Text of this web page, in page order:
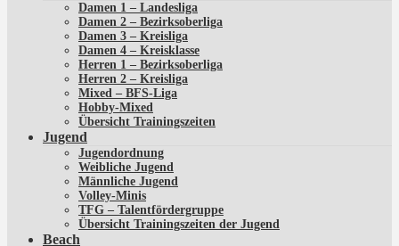
Damen 1 – Landesliga
Damen 2 – Bezirksoberliga
Damen 3 – Kreisliga
Damen 4 – Kreisklasse
Herren 1 – Bezirksoberliga
Herren 2 – Kreisliga
Mixed – BFS-Liga
Hobby-Mixed
Übersicht Trainingszeiten
Jugend
Jugendordnung
Weibliche Jugend
Männliche Jugend
Volley-Minis
TFG – Talentfördergruppe
Übersicht Trainingszeiten der Jugend
Beach